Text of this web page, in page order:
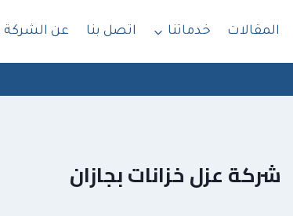
المقالات خدماتنا اتصل بنا عن الشركة
شركة عزل خزانات بجازان